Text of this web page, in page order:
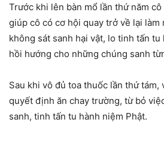
Trước khi lên bàn mổ lần thứ năm
giúp cô có cơ hội quay trở về lại làm
không sát sanh hại vật, lo tinh tấn
hồi hướng cho những chúng sanh
Sau khi vô đủ toa thuốc lần thứ
quyết định ăn chay trường, từ bỏ
sanh, tinh tấn tu hành niệm Phật.